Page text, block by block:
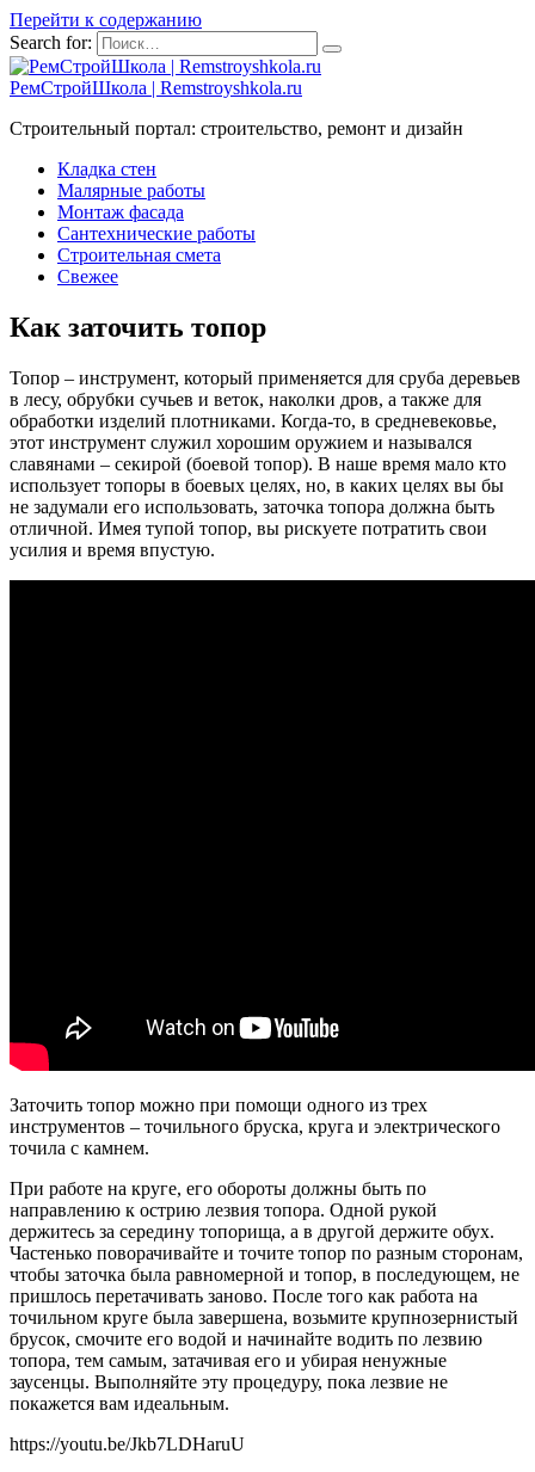
Перейти к содержанию
Search for:
РемСтройШкола | Remstroyshkola.ru
Строительный портал: строительство, ремонт и дизайн
Кладка стен
Малярные работы
Монтаж фасада
Сантехнические работы
Строительная смета
Свежее
Как заточить топор
Топор – инструмент, который применяется для сруба деревьев
в лесу, обрубки сучьев и веток, наколки дров, а также для
обработки изделий плотниками. Когда-то, в средневековье,
этот инструмент служил хорошим оружием и назывался
славянами – секирой (боевой топор). В наше время мало кто
использует топоры в боевых целях, но, в каких целях вы бы
не задумали его использовать, заточка топора должна быть
отличной. Имея тупой топор, вы рискуете потратить свои
усилия и время впустую.
Заточить топор можно при помощи одного из трех
инструментов – точильного бруска, круга и электрического
точила с камнем.
При работе на круге, его обороты должны быть по
направлению к острию лезвия топора. Одной рукой
держитесь за середину топорища, а в другой держите обух.
Частенько поворачивайте и точите топор по разным сторонам,
чтобы заточка была равномерной и топор, в последующем, не
пришлось перетачивать заново. После того как работа на
точильном круге была завершена, возьмите крупнозернистый
брусок, смочите его водой и начинайте водить по лезвию
топора, тем самым, затачивая его и убирая ненужные
заусенцы. Выполняйте эту процедуру, пока лезвие не
покажется вам идеальным.
https://youtu.be/Jkb7LDHaruU